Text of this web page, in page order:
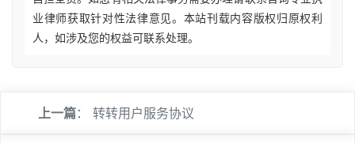
业律师获取针对性法律意见。本站刊载内容版权归原权利
人，如涉及您的权益可联系处理。
上一篇： 转转用户服务协议